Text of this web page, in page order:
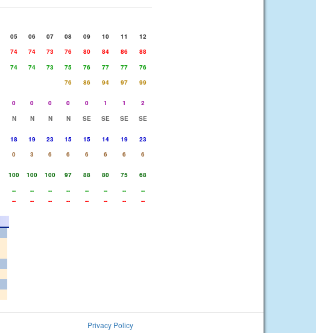
05 06 07 08 09 10 11
12
74 74 73 76 80 84 86
88
74 74 73 75 76 77 77
76
76 86 94 97
99
0 0 0 0 0 1 1
2
N N N N SE SE SE
SE
18 19 23 15 15 14 19
23
0 3 6 6 6 6 6
6
100 100 100 97 88 80 75
68
-- -- -- -- -- -- --
--
-- -- -- -- -- -- -- --
Privacy Policy